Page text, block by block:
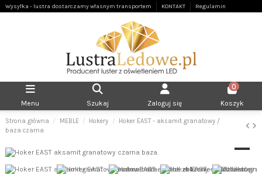
Wysyłka - lustra dostarczamy własnym transportem KONTAKT Regulamin
Menu Szukaj Zaloguj się
0
Koszyk
Strona główna MEBLE Hokery
Hoker EAST - aksamit granatowy /
baza czarna